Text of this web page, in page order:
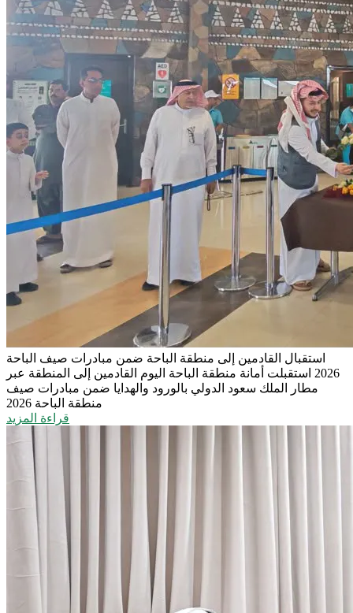
استقبال القادمين إلى منطقة الباحة ضمن مبادرات صيف الباحة
2026 استقبلت أمانة منطقة الباحة اليوم القادمين إلى المنطقة عبر
مطار الملك سعود الدولي بالورود والهدايا ضمن مبادرات صيف
منطقة الباحة 2026
قراءة المزيد